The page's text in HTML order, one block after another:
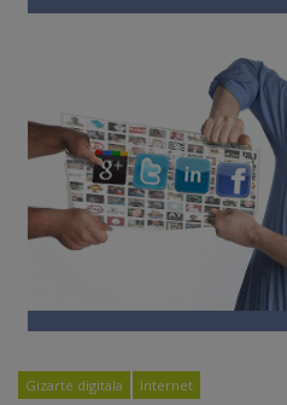
Gizarte digitala Internet